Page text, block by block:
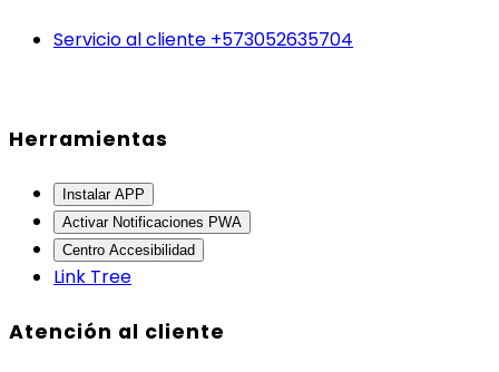
Servicio al cliente +573052635704
Herramientas
Instalar APP
Activar Notificaciones PWA
Centro Accesibilidad
Link Tree
Atención al cliente